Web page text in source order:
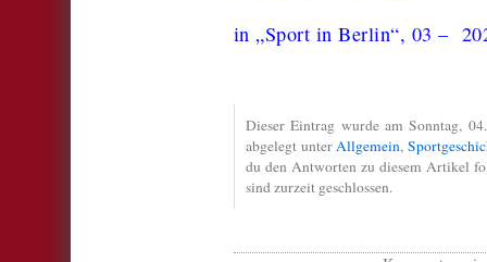
in „Sport in Berlin“, 03 –
Dieser Eintrag wurde am Sonntag,
abgelegt unterAllgemein,
du den Antworten zu diesem Artikel
sind zurzeit geschlossen.